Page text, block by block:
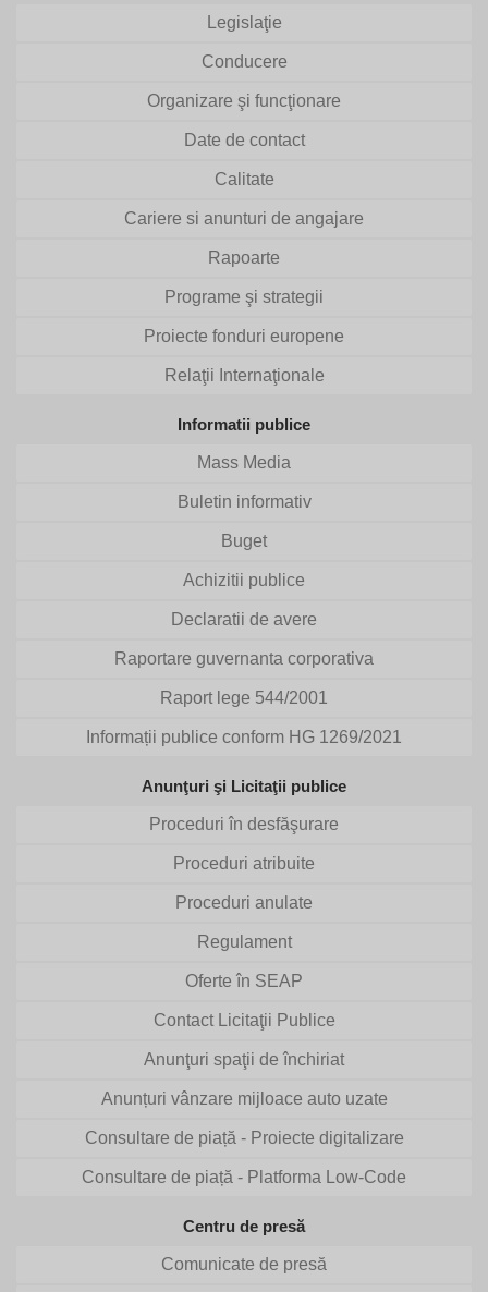
Legislaţie
Conducere
Organizare şi funcţionare
Date de contact
Calitate
Cariere si anunturi de angajare
Rapoarte
Programe şi strategii
Proiecte fonduri europene
Relaţii Internaţionale
Informatii publice
Mass Media
Buletin informativ
Buget
Achizitii publice
Declaratii de avere
Raportare guvernanta corporativa
Raport lege 544/2001
Informații publice conform HG 1269/2021
Anunţuri şi Licitaţii publice
Proceduri în desfăşurare
Proceduri atribuite
Proceduri anulate
Regulament
Oferte în SEAP
Contact Licitaţii Publice
Anunţuri spaţii de închiriat
Anunțuri vânzare mijloace auto uzate
Consultare de piață - Proiecte digitalizare
Consultare de piață - Platforma Low-Code
Centru de presă
Comunicate de presă